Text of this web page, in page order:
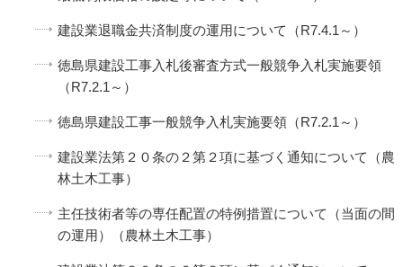
建設業退職金共済制度の運用について（R7.4.1～）
徳島県建設工事入札後審査方式一般競争入札実施要領
（R7.2.1～）
徳島県建設工事一般競争入札実施要領（R7.2.1～）
建設業法第２０条の２第２項に基づく通知について（農
林土木工事）
主任技術者等の専任配置の特例措置について（当面の間
の運用）（農林土木工事）